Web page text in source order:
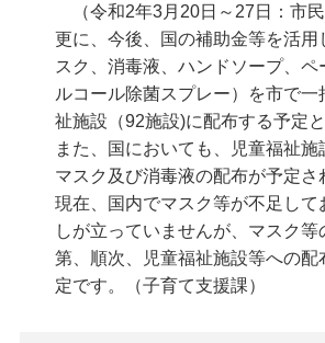
（令和2年3月20日～27日：市
更に、今後、国の補助金等を活用
スク、消毒液、ハンドソープ、ペ
ルコール除菌スプレー）を市で
祉施設（92施設)に配布する予定
また、国においても、児童福祉施
マスク及び消毒液の配布が予定さ
現在、国内でマスク等が不足して
しが立っていませんが、マスク等
第、順次、児童福祉施設等への配
定です。（子育て支援課）